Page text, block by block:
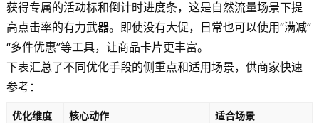
获得专属的活动标和倒计时进度条，这是自然流量场景下提
高点击率的有力武器。即使没有大促，日常也可以使用“满减”
“多件优惠”等工具，让商品卡片更丰富。
下表汇总了不同优化手段的侧重点和适用场景，供商家快速
参考：
优化维度 核心动作 适合场景